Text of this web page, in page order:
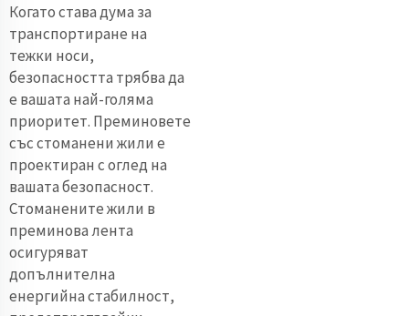
Когато става дума за
транспортиране на
тежки носи,
безопасността трябва да
е вашата най-голяма
приоритет. Преминовете
със стоманени жили е
проектиран с оглед на
вашата безопасност.
Стоманените жили в
преминова лента
осигуряват
допълнителна
енергийна стабилност,